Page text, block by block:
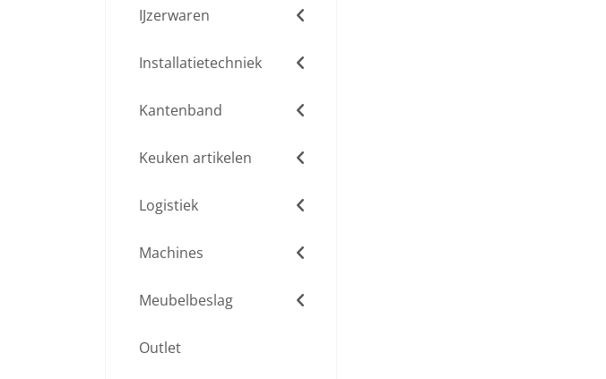
IJzerwaren
Installatietechniek
Kantenband
Keuken artikelen
Logistiek
Machines
Meubelbeslag
Outlet